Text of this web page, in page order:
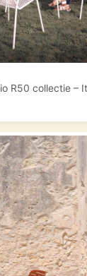
R50 collectie –